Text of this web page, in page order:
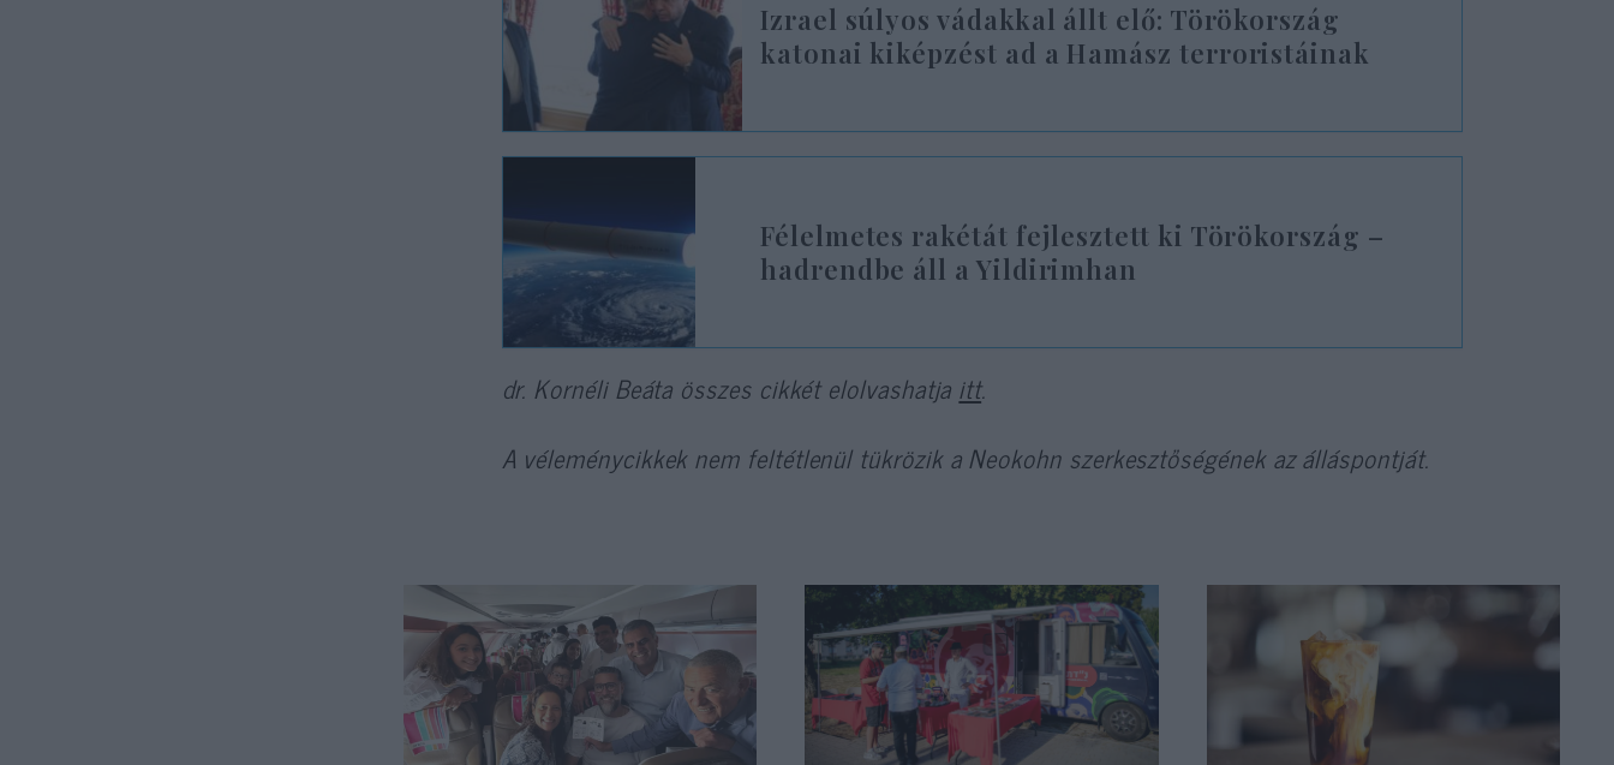
Izrael súlyos vádakkal állt elő: Törökország
katonai kiképzést ad a Hamász terroristáinak
Félelmetes rakétát fejlesztett ki Törökország –
hadrendbe áll a Yildirimhan
dr. Kornéli Beáta összes cikkét elolvashatja itt.
A véleménycikkek nem feltétlenül tükrözik a Neokohn szerkesztőségének az álláspontját.